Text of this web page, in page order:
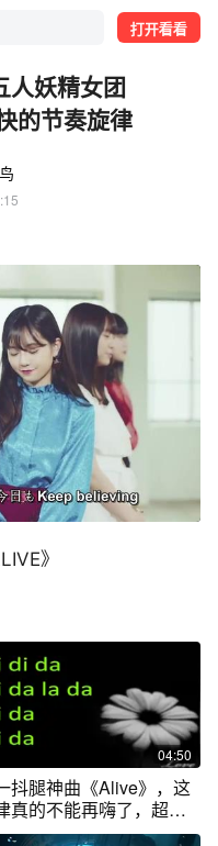
打开看看
人妖精女团
的节奏旋律
》
04:50
抖腿神曲《Alive》，这
真的不能再嗨了，超喜